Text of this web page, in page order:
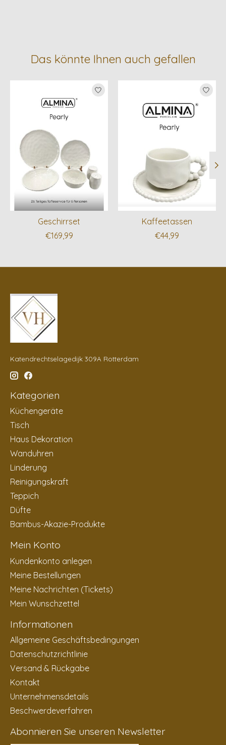
Das könnte Ihnen auch gefallen
Produkt-Karussell-Artikel
Geschirrset
€169,99
Kaffeetassen
€44,99
Katendrechtselagedijk 309A Rotterdam
Kategorien
Küchengeräte
Tisch
Haus Dekoration
Wanduhren
Linderung
Reinigungskraft
Teppich
Düfte
Bambus-Akazie-Produkte
Mein Konto
Kundenkonto anlegen
Meine Bestellungen
Meine Nachrichten (Tickets)
Mein Wunschzettel
Informationen
Allgemeine Geschäftsbedingungen
Datenschutzrichtlinie
Versand & Rückgabe
Kontakt
Unternehmensdetails
Beschwerdeverfahren
Abonnieren Sie unseren Newsletter